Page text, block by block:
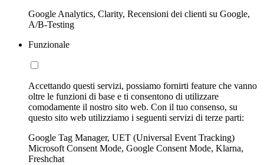
Google Analytics, Clarity, Recensioni dei clienti su Google,
A/B-Testing
Funzionale
Accettando questi servizi, possiamo fornirti feature che vanno
oltre le funzioni di base e ti consentono di utilizzare
comodamente il nostro sito web. Con il tuo consenso, su
questo sito web utilizziamo i seguenti servizi di terze parti:
Google Tag Manager, UET (Universal Event Tracking)
Microsoft Consent Mode, Google Consent Mode, Klarna,
Freshchat